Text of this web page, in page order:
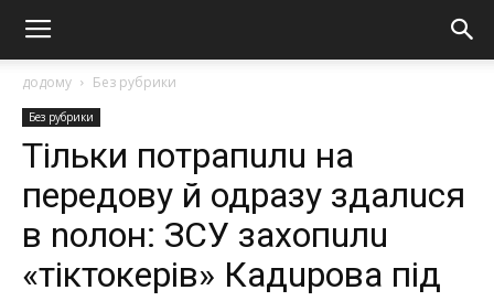
додому Без рубрики
Без рубрики
Тільки потрапuлu на
передову й одразу здалuся
в nолон: ЗСУ захопuлu
«тіктокерів» Кадuрова під